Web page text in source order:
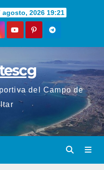
agosto, 2026 19:21
del Campo de